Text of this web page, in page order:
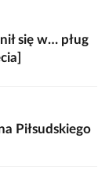
się w… pług
Piłsudskiego